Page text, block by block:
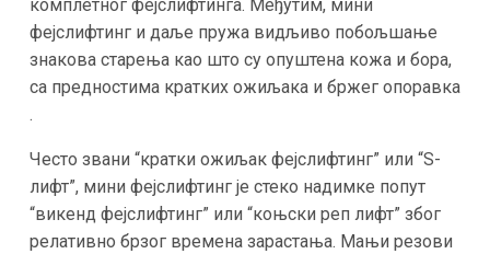
комплетног фејслифтинга​. Међутим, мини
фејслифтинг и даље пружа видљиво побољшање
знакова старења као што су опуштена кожа и бора,
са предностима кратких ожиљака и бржег опоравка​
.
Често звани “кратки ожиљак фејслифтинг” или “S-
лифт”, мини фејслифтинг је стеко надимке попут
“викенд фејслифтинг” или “коњски реп лифт” због
релативно брзог времена зарастања​. Мањи резови